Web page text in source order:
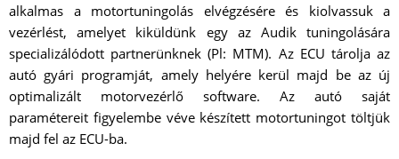
alkalmas a motortuningolás elvégzésére és kiolvassuk a
vezérlést, amelyet kiküldünk egy az Audik tuningolására
specializálódott partnerünknek (Pl: MTM). Az ECU tárolja az
autó gyári programját, amely helyére kerül majd be az új
optimalizált motorvezérlő software. Az autó saját
paramétereit figyelembe véve készített motortuningot töltjük
majd fel az ECU-ba.